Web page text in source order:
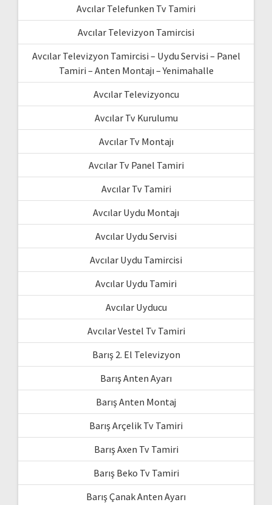
Avcılar Telefunken Tv Tamiri
Avcılar Televizyon Tamircisi
Avcılar Televizyon Tamircisi – Uydu Servisi – Panel
Tamiri – Anten Montajı – Yenimahalle
Avcılar Televizyoncu
Avcılar Tv Kurulumu
Avcılar Tv Montajı
Avcılar Tv Panel Tamiri
Avcılar Tv Tamiri
Avcılar Uydu Montajı
Avcılar Uydu Servisi
Avcılar Uydu Tamircisi
Avcılar Uydu Tamiri
Avcılar Uyducu
Avcılar Vestel Tv Tamiri
Barış 2. El Televizyon
Barış Anten Ayarı
Barış Anten Montaj
Barış Arçelik Tv Tamiri
Barış Axen Tv Tamiri
Barış Beko Tv Tamiri
Barış Çanak Anten Ayarı